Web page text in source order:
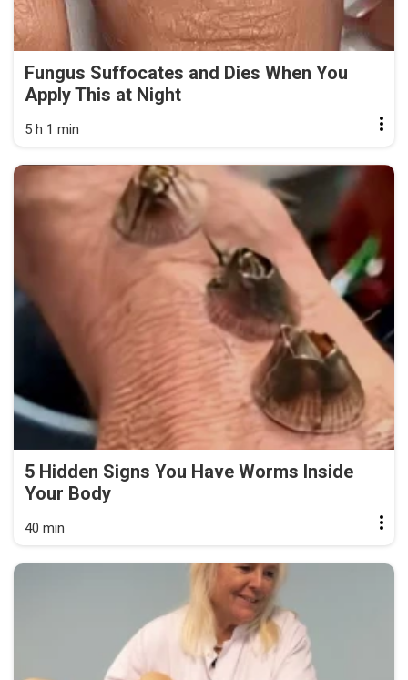
Fungus Suffocates and Dies When You
Apply This at Night
5 h 1 min
5 Hidden Signs You Have Worms Inside
Your Body
40 min